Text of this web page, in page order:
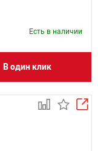
Есть в наличии
В один клик